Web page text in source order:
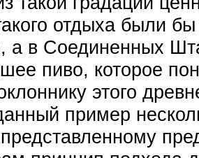
отдыха были
а в Соединенных
пиво, которое
этого
пример